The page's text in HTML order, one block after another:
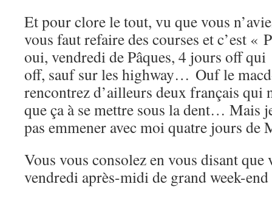
Et pour clore le tout, vu que vous
vous faut refaire des courses et c’est «
oui, vendredi de Pâques, 4 jours off
off, sauf sur les highway… Ouf le
rencontrez d’ailleurs deux français qui
que ça à se mettre sous la dent… Mais
pas emmener avec moi quatre jours
Vous vous consolez en vous disant que
vendredi après-midi de grand week-